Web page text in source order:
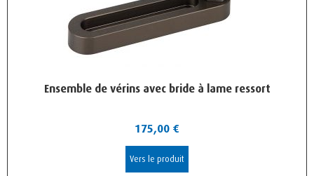
Ensemble de vérins avec bride à lame ressort
175,00 €
Vers le produit